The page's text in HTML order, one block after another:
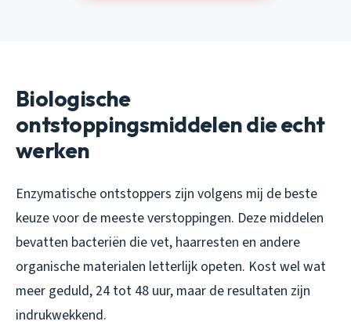
Biologische
ontstoppingsmiddelen die echt
werken
Enzymatische ontstoppers zijn volgens mij de beste
keuze voor de meeste verstoppingen. Deze middelen
bevatten bacteriën die vet, haarresten en andere
organische materialen letterlijk opeten. Kost wel wat
meer geduld, 24 tot 48 uur, maar de resultaten zijn
indrukwekkend.